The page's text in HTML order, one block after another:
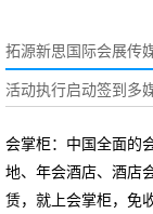
拓源新思国际会展传
活动执行启动签到多
会掌柜：中国全面的
地、年会酒店、酒店
赁，就上会掌柜，免